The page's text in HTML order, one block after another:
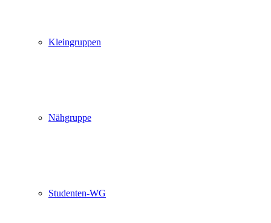
Kleingruppen
Nähgruppe
Studenten-WG